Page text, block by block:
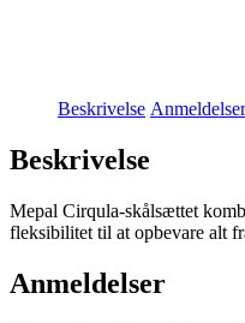
Beskrivelse
Beskrivelse
Mepal Cirqula-skålsættet
fleksibilitet til at opbevare alt
Anmeldelser